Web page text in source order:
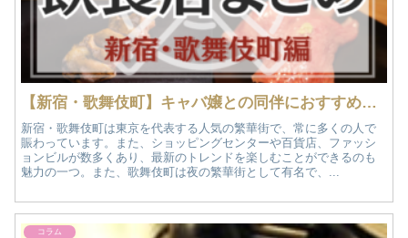
【新宿・歌舞伎町】キャバ嬢との同伴におすすめの飲食店まとめ｜おすすめ夜遊び情報
新宿・歌舞伎町は東京を代表する人気の繁華街で、常に多くの人で
賑わっています。また、ショッピングセンターや百貨店、ファッシ
ョンビルが数多くあり、最新のトレンドを楽しむことができるのも
魅力の一つ。また、歌舞伎町は夜の繁華街として有名で、...
コラム